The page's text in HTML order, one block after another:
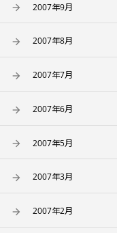
2007年9月
2007年8月
2007年7月
2007年6月
2007年5月
2007年3月
2007年2月